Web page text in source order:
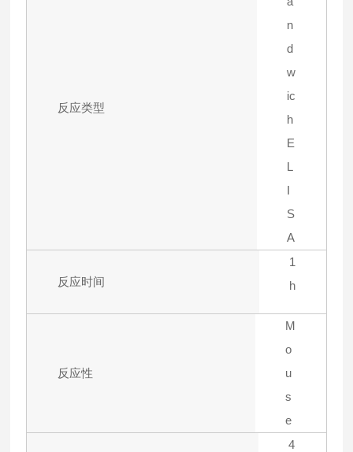
反应类型
n
d
w
ic
h
E
L
I
S
A
反应时间
1
h
反应性
M
o
u
s
e
4